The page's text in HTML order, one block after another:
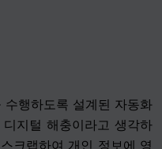
행하도록 설계된 자동화
지털 해충이라고 생각하
크랩하여 개인 정보에 영